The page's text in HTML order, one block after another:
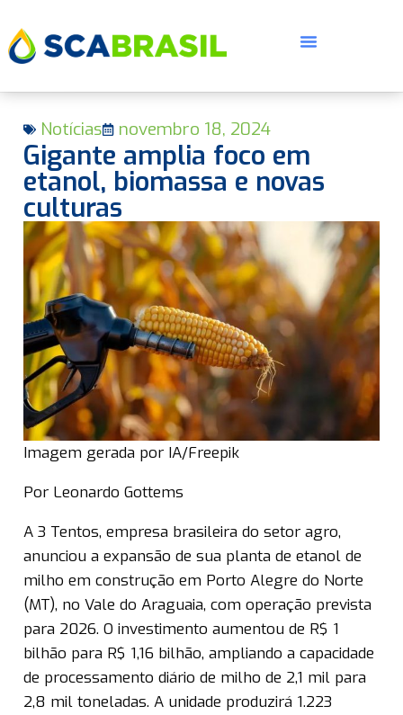
Notícias novembro 18, 2024
Gigante amplia foco em
etanol, biomassa e novas
culturas
Imagem gerada por IA/Freepik
Por Leonardo Gottems
A 3 Tentos, empresa brasileira do setor agro,
anunciou a expansão de sua planta de etanol de
milho em construção em Porto Alegre do Norte
(MT), no Vale do Araguaia, com operação prevista
para 2026. O investimento aumentou de R$ 1
bilhão para R$ 1,16 bilhão, ampliando a capacidade
de processamento diário de milho de 2,1 mil para
2,8 mil toneladas. A unidade produzirá 1.223